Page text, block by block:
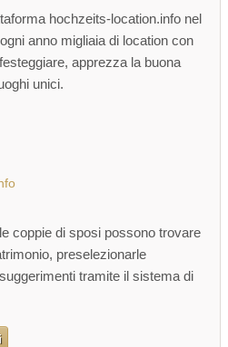
hochzeits-location.info nel
anno migliaia di location con
apprezza la buona
unici.
coppie di sposi possono trovare
preselezionarle
tramite il sistema di